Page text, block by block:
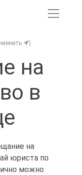
)
на
в
на
юриста по
можно